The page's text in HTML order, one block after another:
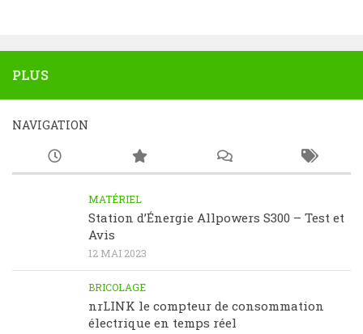
PLUS
NAVIGATION
MATÉRIEL
Station d’Énergie Allpowers S300 – Test et
Avis
12 MAI 2023
BRICOLAGE
nrLINK le compteur de consommation
électrique en temps réel